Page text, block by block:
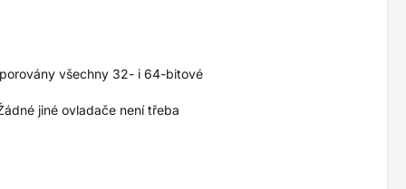
všechny 32- i 64-bitové
jiné ovladače není třeba